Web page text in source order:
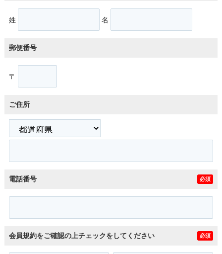
姓 名
郵便番号
〒
ご住所
電話番号 必須
会員規約をご確認の上チェックをしてください 必須